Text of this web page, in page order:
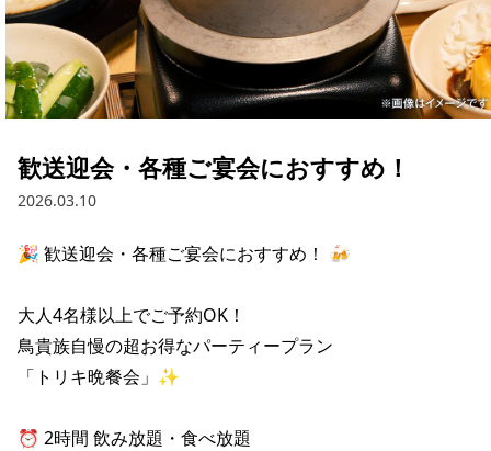
歓送迎会・各種ご宴会におすすめ！
2026.03.10
🎉 歓送迎会・各種ご宴会におすすめ！ 🍻
大人4名様以上でご予約OK！
鳥貴族自慢の超お得なパーティープラン
「トリキ晩餐会」✨
⏰ 2時間 飲み放題・食べ放題